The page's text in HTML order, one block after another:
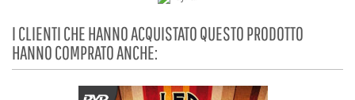
I CLIENTI CHE HANNO ACQUISTATO QUESTO PRODOTTO
HANNO COMPRATO ANCHE: